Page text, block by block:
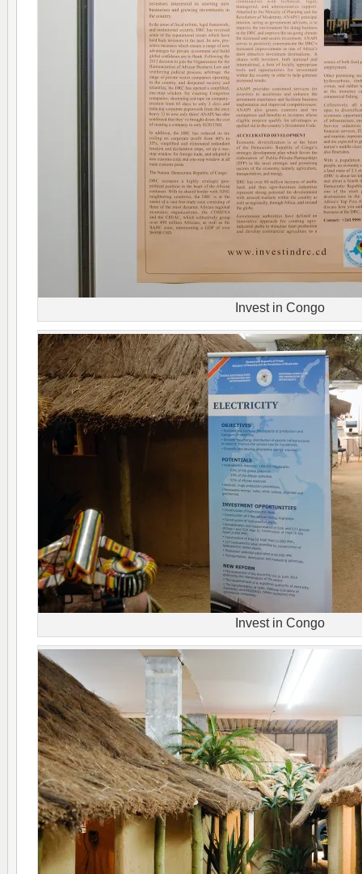
Invest in Congo
Invest in Congo